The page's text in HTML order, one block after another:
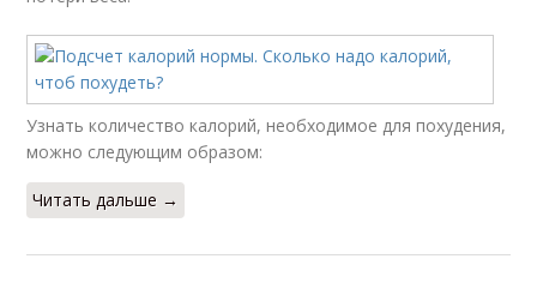
Узнать количество калорий, необходимое для похудения,
можно следующим образом:
Читать дальше →